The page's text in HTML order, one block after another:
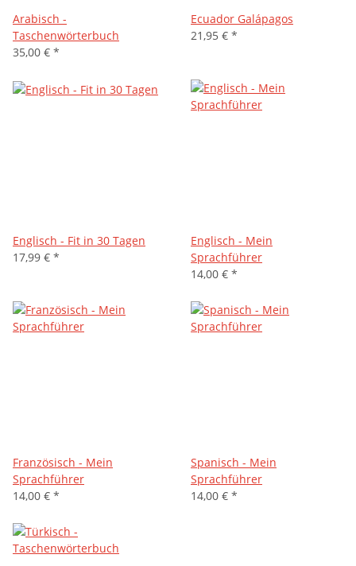
Arabisch -
Taschenwörterbuch
35,00 € *
Ecuador Galápagos
21,95 € *
Englisch - Fit in 30 Tagen
17,99 € *
Englisch - Mein
Sprachführer
14,00 € *
Französisch - Mein
Sprachführer
14,00 € *
Spanisch - Mein
Sprachführer
14,00 € *